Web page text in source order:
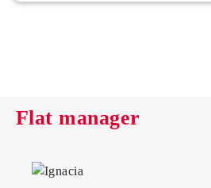
Flat manager